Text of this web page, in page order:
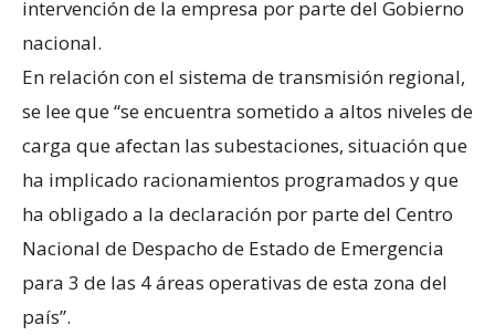
intervención de la empresa por parte del Gobierno
nacional.
En relación con el sistema de transmisión regional,
se lee que “se encuentra sometido a altos niveles de
carga que afectan las subestaciones, situación que
ha implicado racionamientos programados y que
ha obligado a la declaración por parte del Centro
Nacional de Despacho de Estado de Emergencia
para 3 de las 4 áreas operativas de esta zona del
país”.